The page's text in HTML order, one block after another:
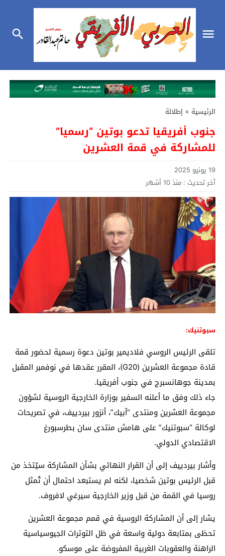
الرئيسية » إطلالة
جنوب أفريقيا تدعو بوتين “رسميا”
للمشاركة في قمة العشرين
19 يونيو 2025
آخر تحديث : منذ 10 أشهر
سبوتنيك:
تلقى الرئيس الروسي فلاديمير بوتين دعوة رسمية لحضور قمة
قادة مجموعة العشرين (G20)، المقرر عقدها في نوفمبر المقبل
بمدينة جوهانسبرج في جنوب أفريقيا.
جاء ذلك وفق ما أعلنه السفير بوزارة الخارجية الروسية لشؤون
مجموعة العشرين ومنتدى “آبيك”، أنزور بيردييف، في تصريحات
لوكالة “سبوتنيك” على هامش منتدى سان بطرسبورغ
الاقتصادي الدولي.
وأشار بيردييف إلى أن القرار النهائي بشأن المشاركة سيُتخذ من
قبل الرئيس بوتين شخصيا، لكنه لم يستبعد احتمال أن تُمثل
روسيا في القمة من قبل وزير الخارجية سيرغي لافروف.
يشار إلى أن المشاركة الروسية في قمم مجموعة العشرين
تحظى بمتابعة دولية واسعة في ظل التوترات الجيوسياسية
الراهنة والعقوبات الغربية المفروضة على موسكو.